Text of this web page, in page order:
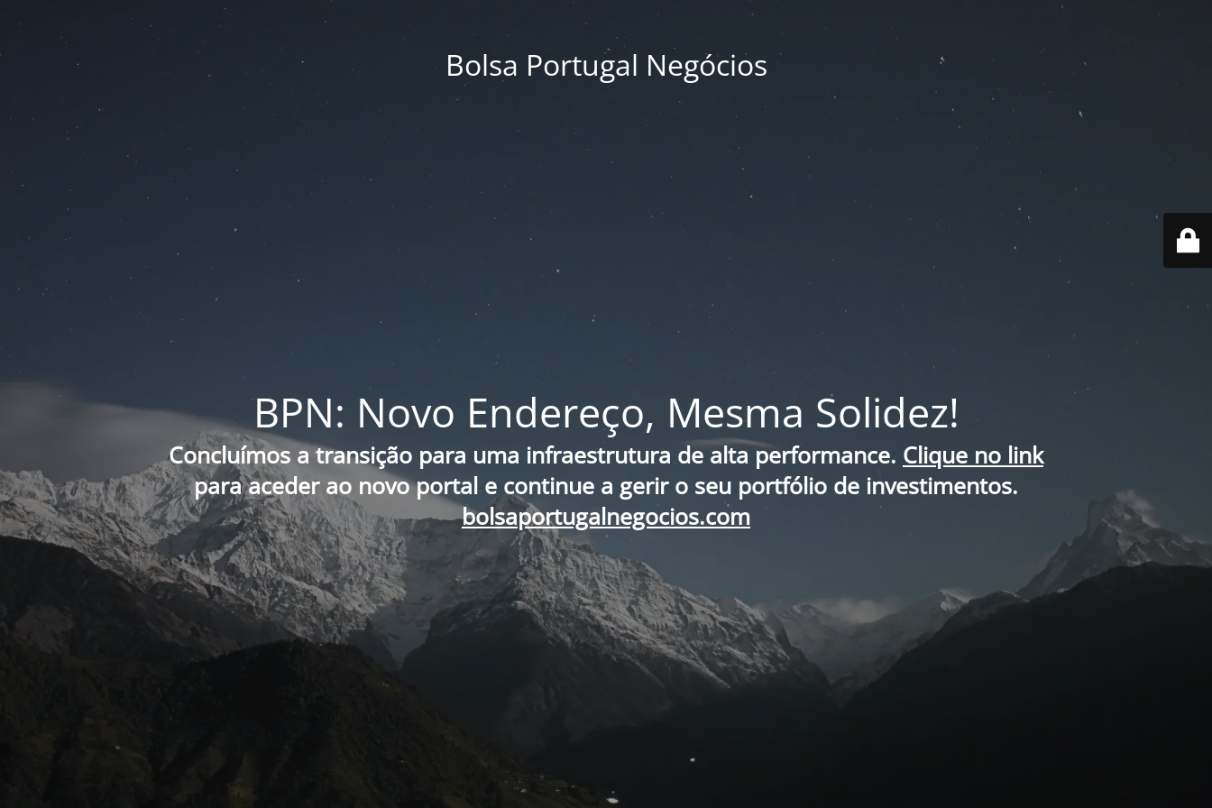
Bolsa Portugal Negócios
BPN: Novo Endereço, Mesma Solidez!
Concluímos a transição para uma infraestrutura de alta performance. Clique no link
para aceder ao novo portal e continue a gerir o seu portfólio de investimentos.
bolsaportugalnegocios.com